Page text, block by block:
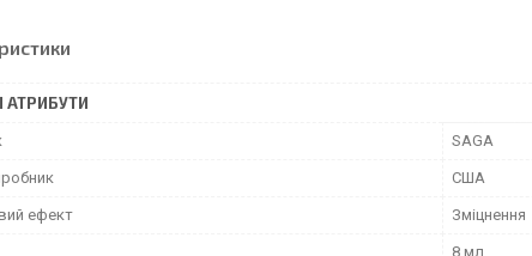
АТРИБУТИ
SAGA
США
ефект Зміцнення
8 мл